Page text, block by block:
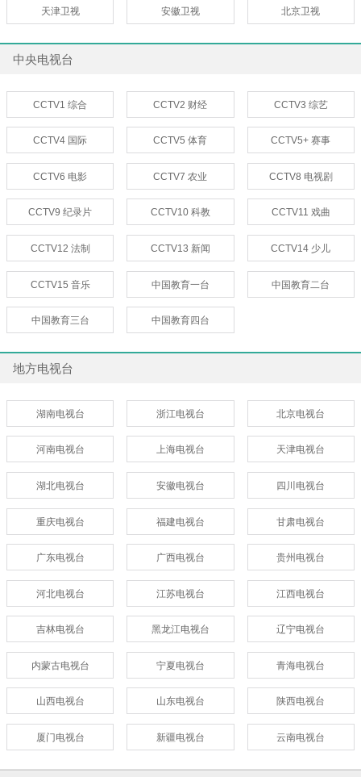
天津卫视 安徽卫视 北京卫视
中央电视台
CCTV1 综合 CCTV2 财经 CCTV3 综艺
CCTV4 国际 CCTV5 体育 CCTV5+ 赛事
CCTV6 电影 CCTV7 农业 CCTV8 电视剧
CCTV9 纪录片 CCTV10 科教 CCTV11 戏曲
CCTV12 法制 CCTV13 新闻 CCTV14 少儿
CCTV15 音乐 中国教育一台 中国教育二台
中国教育三台 中国教育四台
地方电视台
湖南电视台 浙江电视台 北京电视台
河南电视台 上海电视台 天津电视台
湖北电视台 安徽电视台 四川电视台
重庆电视台 福建电视台 甘肃电视台
广东电视台 广西电视台 贵州电视台
河北电视台 江苏电视台 江西电视台
吉林电视台 黑龙江电视台 辽宁电视台
内蒙古电视台 宁夏电视台 青海电视台
山西电视台 山东电视台 陕西电视台
厦门电视台 新疆电视台 云南电视台